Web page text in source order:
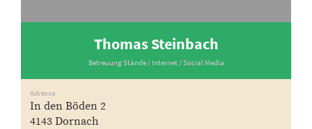
Thomas Steinbach
Betreuung Stände / Internet / Social Media
Adresse
In den Böden 2
4143 Dornach